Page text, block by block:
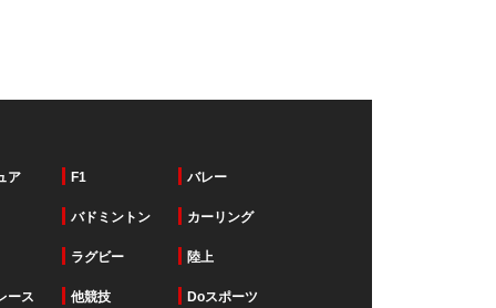
ア F1 バレー
バドミントン カーリング
ラグビー 陸上
ース 他競技 Doスポーツ